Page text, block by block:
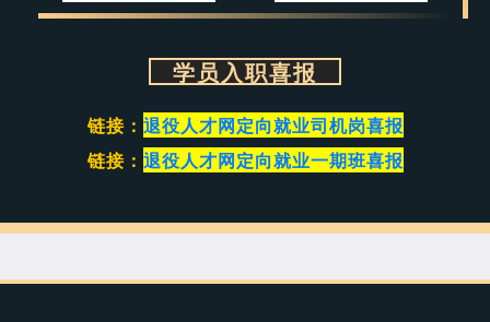
学员入职喜报
链接： 退役人才网定向就业司机岗喜报
链接： 退役人才网定向就业一期班喜报